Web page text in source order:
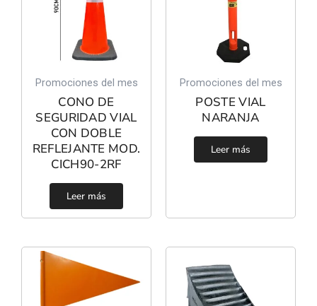
Promociones del mes
CONO DE
SEGURIDAD VIAL
CON DOBLE
REFLEJANTE MOD.
CICH90-2RF
Leer más
Promociones del mes
POSTE VIAL
NARANJA
Leer más